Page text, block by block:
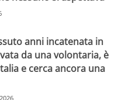
anni incatenata in
da una volontaria, è
e cerca ancora una